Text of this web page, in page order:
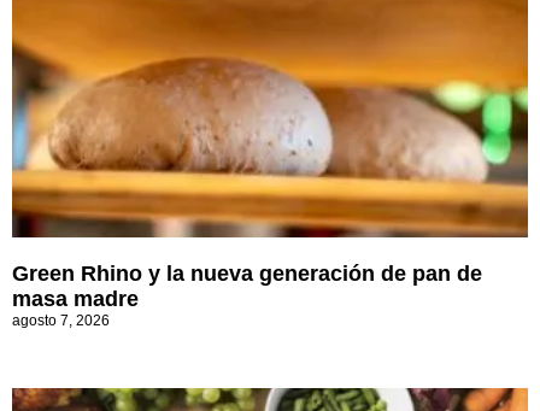
Green Rhino y la nueva generación de pan de
masa madre
agosto 7, 2026